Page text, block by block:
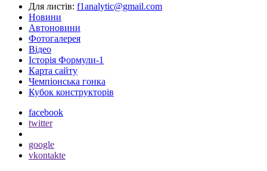
Для листів: f1analytic@gmail.com
Новини
Автоновини
Фотогалерея
Відео
Історія Формули-1
Карта сайту
Чемпіонська гонка
Кубок конструкторів
facebook
twitter
google
vkontakte